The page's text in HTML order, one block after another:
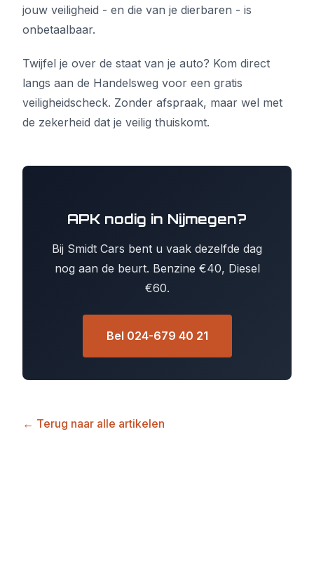
jouw veiligheid - en die van je dierbaren - is
onbetaalbaar.
Twijfel je over de staat van je auto? Kom direct
langs aan de Handelsweg voor een gratis
veiligheidscheck. Zonder afspraak, maar wel met
de zekerheid dat je veilig thuiskomt.
APK nodig in Nijmegen?
Bij Smidt Cars bent u vaak dezelfde dag
nog aan de beurt. Benzine €40, Diesel
€60.
Bel 024-679 40 21
← Terug naar alle artikelen